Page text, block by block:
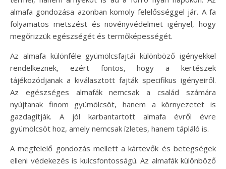
almafa gondozása azonban komoly felelősséggel jár. A fa
folyamatos metszést és növényvédelmet igényel, hogy
megőrizzük egészségét és termőképességét.
Az almafa különféle gyümölcsfajtái különböző igényekkel
rendelkeznek, ezért fontos, hogy a kertészek
tájékozódjanak a kiválasztott fajták specifikus igényeiről.
Az egészséges almafák nemcsak a család számára
nyújtanak finom gyümölcsöt, hanem a környezetet is
gazdagítják. A jól karbantartott almafa évről évre
gyümölcsöt hoz, amely nemcsak ízletes, hanem tápláló is.
A megfelelő gondozás mellett a kártevők és betegségek
elleni védekezés is kulcsfontosságú. Az almafák különböző